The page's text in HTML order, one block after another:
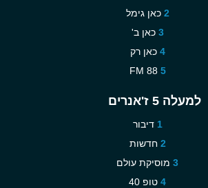
כאן גימל
כאן ב'
כאן רק
88 FM
למעלה 5 ז'אנרים
דיבור
חדשות
מוסיקת עולם
טופ 40